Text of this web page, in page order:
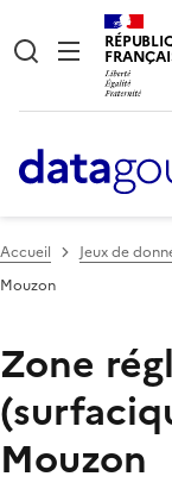
Accueil Jeux de
Mouzon
Zone
Mouzon